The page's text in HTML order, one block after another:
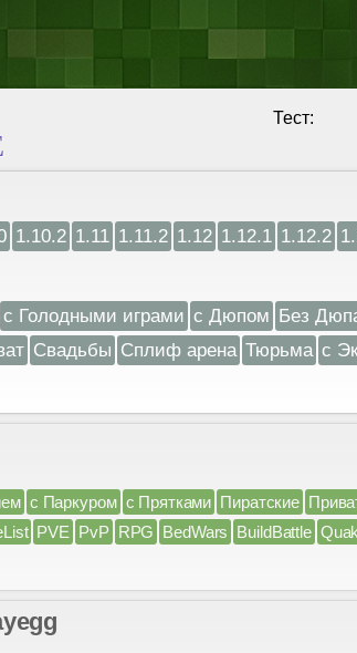
Тест:
1.10.2 1.11 1.11.2 1.12 1.12.1 1.12.2
с Голодными играми с Дюпом Без
Свадьбы Сплиф арена Тюрьма с
с Паркуром с Прятками Пиратские
PVE PvP RPG BedWars BuildBattle